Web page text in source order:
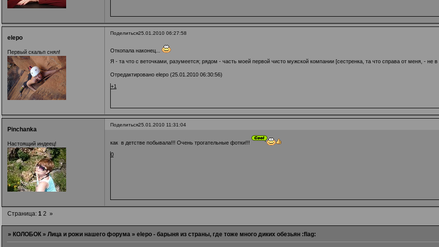
Поделиться25.01.2010 06:27:58
elepo
Первый скальп снял!
Откопала наконец...
Я - та что с веточками, разумеется; рядом - часть моей первой чисто мужской компании [сестренка, та что справа от меня, - не
Отредактировано elepo (25.01.2010 06:30:56)
+1
Поделиться25.01.2010 11:31:04
Pinchanka
Настоящий индеец!
как в детстве побывала!!! Очень трогательные фотки!!!
0
Страница: 1 2 »
» КОЛОБОК » Лица и рожи нашего форума » elepo - барыня из страны, где тоже много диких обезьян :flag: